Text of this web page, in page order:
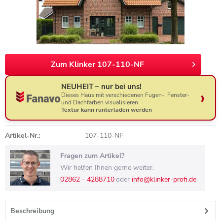
Zum Klinker 107-110-NF
NEUHEIT – nur bei uns!
Dieses Haus mit verschiedenen Fugen-, Fenster-
und Dachfarben visualisieren
Textur kann runterladen werden
Artikel-Nr.: 107-110-NF
Fragen zum Artikel?
Wir helfen Ihnen gerne weiter.
02862 - 4288710oder info@klinker-profi.de
Beschreibung